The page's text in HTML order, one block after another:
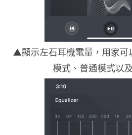
▲顯示左石耳機電量，用家可
模式、普通模式以